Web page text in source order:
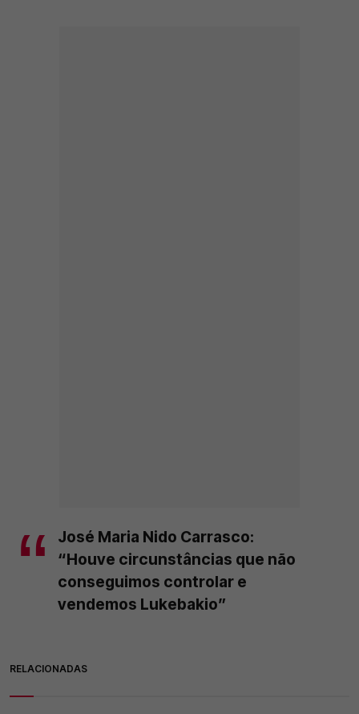
José Maria Nido Carrasco:
“Houve circunstâncias que não
conseguimos controlar e
vendemos Lukebakio”
RELACIONADAS